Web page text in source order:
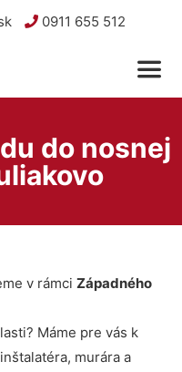
0911 655 512
do nosnej
v rámci Západného
Máme pre vás k
murára a